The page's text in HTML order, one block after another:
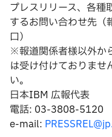
プレスリリース、各種
するお問い合わせ先（
口）
※報道関係者様以外か
は受け付けておりませ
い。
日本IBM 広報代表
電話: 03-3808-5120
e-mail: